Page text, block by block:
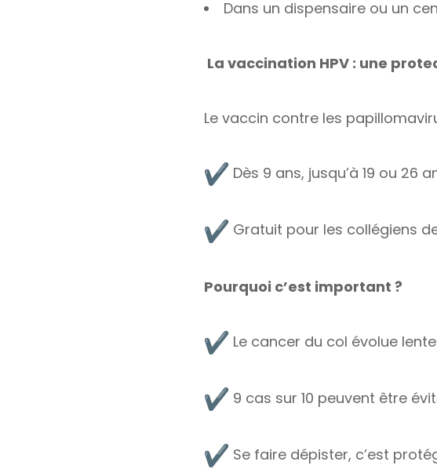
Dans un dispensaire ou un
La vaccination HPV : une
Le vaccin contre les
Dès 9 ans, jusqu’à 19 ou 26
Gratuit pour les collégiens
Pourquoi c’est important ?
Le cancer du col évolue
9 cas sur 10 peuvent être
Se faire dépister, c’est